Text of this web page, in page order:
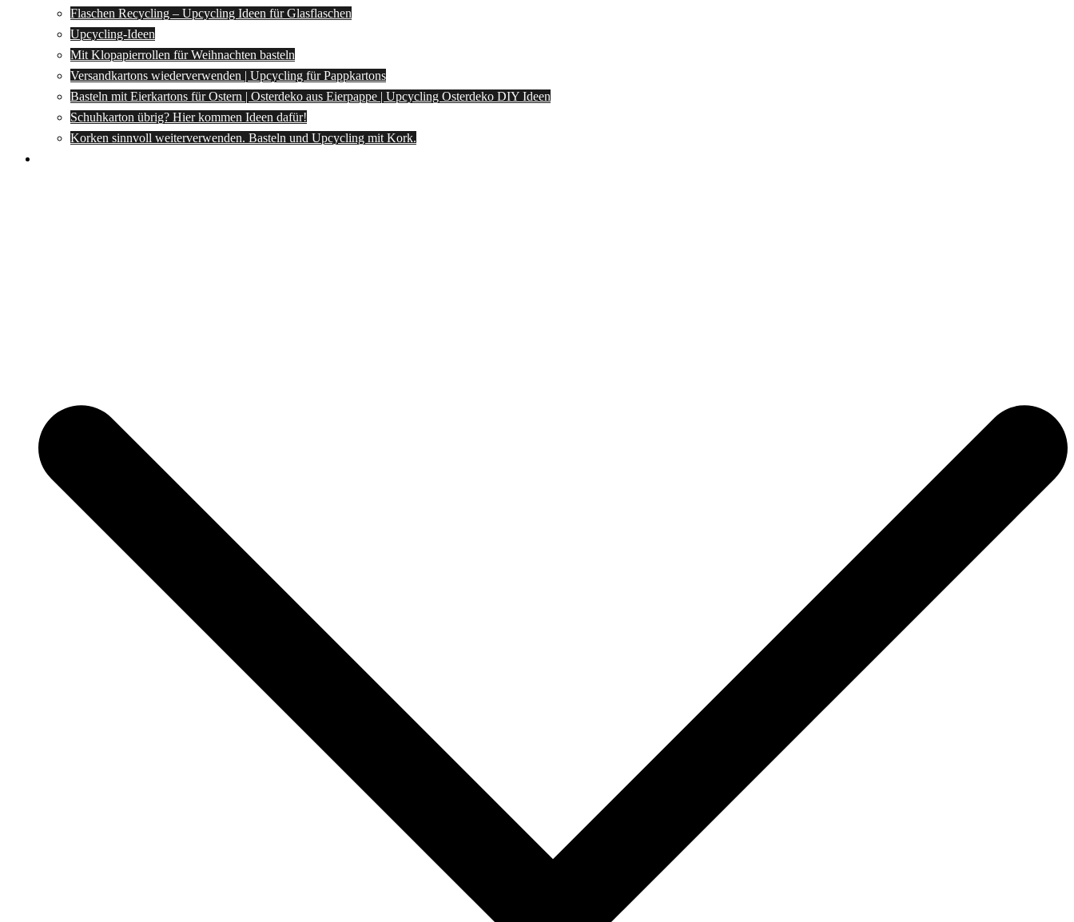
Flaschen Recycling – Upcycling Ideen für Glasflaschen
Upcycling-Ideen
Mit Klopapierrollen für Weihnachten basteln
Versandkartons wiederverwenden | Upcycling für Pappkartons
Basteln mit Eierkartons für Ostern | Osterdeko aus Eierpappe | Upcycling Osterdeko DIY Ideen
Schuhkarton übrig? Hier kommen Ideen dafür!
Korken sinnvoll weiterverwenden. Basteln und Upcycling mit Kork.